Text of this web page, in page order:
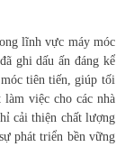
lĩnh vực máy móc
ghi dấu ấn đáng kể
tiên tiến, giúp tối
làm việc cho các nhà
cải thiện chất lượng
phát triển bền vững